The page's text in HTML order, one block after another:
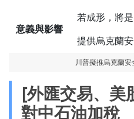
意義與影響
若成形，將
提供烏克蘭
川普擬推烏克蘭
[外匯交易、美
對中石油加稅